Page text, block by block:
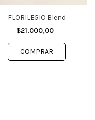
FLORILEGIO Blend
$21.000,00